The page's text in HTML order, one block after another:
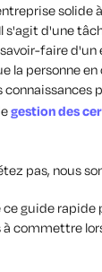
solide
s'agit d'une
faire d'un
la personne en
gestion des
pas, nous
ce guide
à commettre